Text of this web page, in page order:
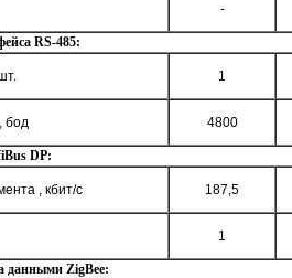
-
RS-485:
1
бод 4800
DP:
, кбит/с 187,5
1
данными ZigBee: